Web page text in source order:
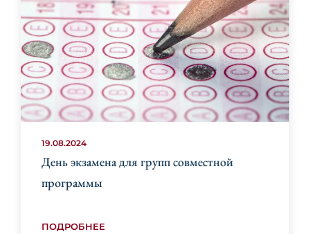
19.08.2024
День экзамена для групп совместной
программы
ПОДРОБНЕЕ